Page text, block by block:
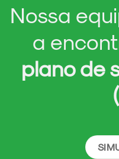
Nossa
a
plano de